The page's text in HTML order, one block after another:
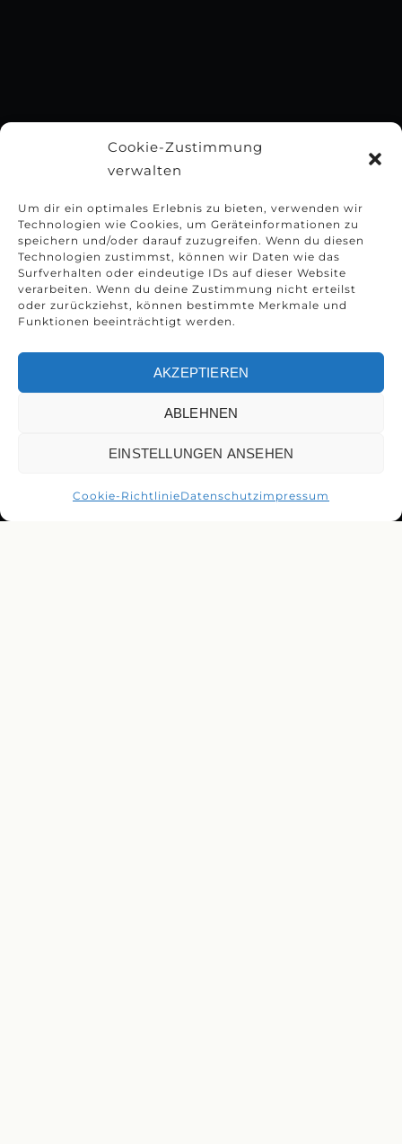
Cookie-Zustimmung
verwalten
Um dir ein optimales Erlebnis zu bieten, verwenden wir
Technologien wie Cookies, um Geräteinformationen zu
speichern und/oder darauf zuzugreifen. Wenn du diesen
Technologien zustimmst, können wir Daten wie das
Surfverhalten oder eindeutige IDs auf dieser Website
verarbeiten. Wenn du deine Zustimmung nicht erteilst
oder zurückziehst, können bestimmte Merkmale und
Funktionen beeinträchtigt werden.
AKZEPTIEREN
ABLEHNEN
EINSTELLUNGEN ANSEHEN
Cookie-RichtlinieDatenschutzimpressum